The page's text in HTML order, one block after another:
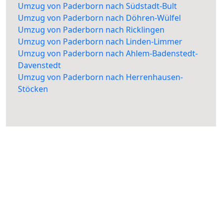
Umzug von Paderborn nach Südstadt-Bult
Umzug von Paderborn nach Döhren-Wülfel
Umzug von Paderborn nach Ricklingen
Umzug von Paderborn nach Linden-Limmer
Umzug von Paderborn nach Ahlem-Badenstedt-
Davenstedt
Umzug von Paderborn nach Herrenhausen-
Stöcken